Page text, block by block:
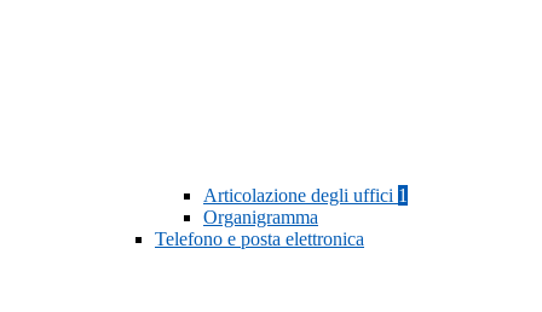
Articolazione degli uffici 1
Organigramma
Telefono e posta elettronica